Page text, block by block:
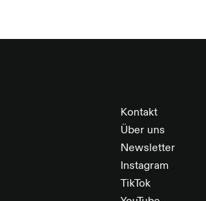
Kontakt
Über uns
Newsletter
Instagram
TikTok